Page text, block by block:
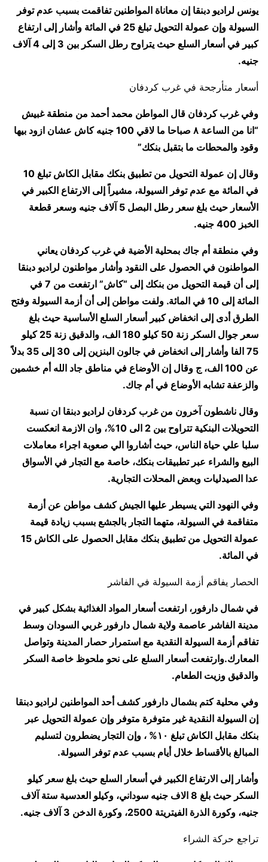
يونس لراديو دبنقا إن معاناة المواطنين تفاقمت بسبب عدم توفر
السيولة وإن عمولة التحويل تبلغ 25 في المائة وأشار إلى ارتفاع
كبير في أسعار السلع حيث يتراوح رطل السكر بين 3 إلى 4 آلاف
جنيه.
أسعار متأرجحة في غرب كردفان
وفي غرب كردفان قال المواطن محمد أحمد من منطقة غبيش
“انا من الساعة ٨ صباحا ما لاقي 100 جنيه كاش عشان ازود بيها
وقود والمحطات ما بتقبل بنكك”
وقال إن عمولة التحويل من تطبيق بنكك مقابل الكاش تبلغ 10
في المائة مع عدم توفر السيولة، مشيراً إلى الارتفاع الكبير في
الأسعار حيث بلغ سعر رطل البصل 5 آلاف جنيه وسعر قطعة
الخبز 400 جنيه.
وفي منطقة أم جاك بمحلية الأضية في غرب كردفان يعاني
المواطنون في الحصول على النقود وأشار مواطنون لراديو دبنقا
إلى أن قيمة التحويل من بنكك إلى “كاش” ارتفعت من 7 في
المائة إلى 10 في المائة. ولفت مواطن إلى أن أزمة السيولة وفتح
الطرق أدى إلى انخفاض كبير أسعار السلع الأساسية حيث بلغ
سعر جوال السكر زنة 50 كيلو 180 الف، والدقيق زنة 25 كيلو
75 الفا وأشار إلى انخفاض في جالون البنزين إلى 30 إلى 35 بدلاً
عن 100 الف، ج وقال إن الأوضاع في مناطق جاد الله أم خشمين
والزعفة تشابه الأوضاع في أم جاك.
وقال ناشطون آخرون من غرب كردفان لراديو دبنقا ان نسبة
التحويلات البنكية تتراوح بين 2 الى 10%، وان الازمة انعكست
سلبا علي حياة الناس، حيث أشاروا الي صعوبة اجراء معاملات
البيع والشراء عبر تطبيقات بنكك، خاصة مع التجار في الأسواق
عدا الصيدليات وبعض المحلات التجارية.
وفي النهود التي يسيطر عليها الجيش كشف مواطن عن أزمة
متفاقمة في السيولة، متهما التجار بالجشع بسبب زيادة قيمة
عمولة التحويل من تطبيق بنكك مقابل الحصول على الكاش 15
في المائة.
الحصار يفاقم أزمة السيولة في الفاشر
في شمال دارفور، ارتفعت أسعار المواد الغذائية بشكل كبير في
مدينة الفاشر عاصمة ولاية شمال دارفور غربي السودان وسط
تفاقم أزمة السيولة النقدية مع استمرار حصار المدينة وتواصل
المعارك.وارتفعت أسعار السلع على نحو ملحوظ خاصة السكر
والدقيق وزيت الطعام.
وفي محلية كتم بشمال دارفور كشف أحد المواطنين لراديو دبنقا
إن السيولة النقدية غير متوفرة متوفر وإن عمولة التحويل عبر
بنكك مقابل الكاش تبلغ ١٠% ، وإن التجار يضطرون لتسليم
المبالغ بالأقساط خلال أيام بسبب عدم توفر السيولة.
وأشار إلى الارتفاع الكبير في أسعار السلع حيث بلغ سعر كيلو
السكر حيث بلغ 8 الاف جنيه سوداني، وكيلو العدسية ستة آلاف
جنيه، وكورة الذرة الفيتريتة 2500، وكورة الدخن 3 آلاف جنيه.
تراجع حركة الشراء